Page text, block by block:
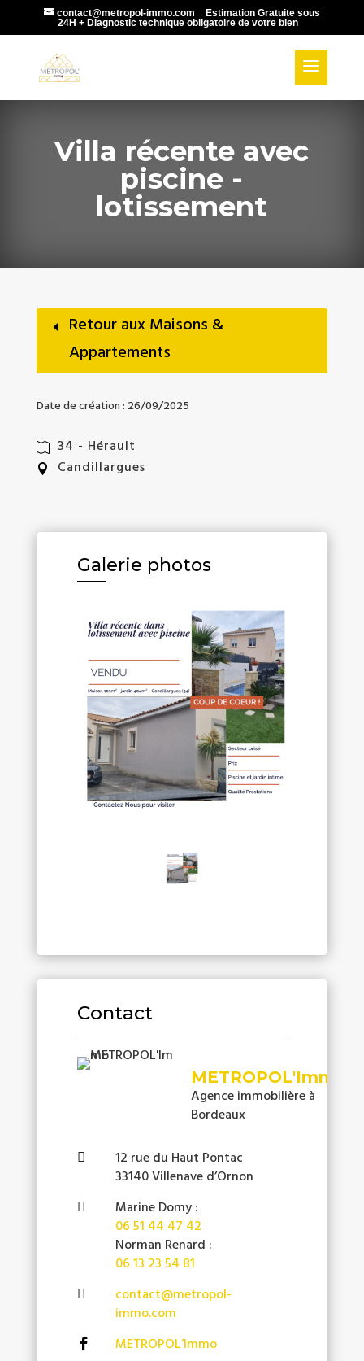
contact@metropol-immo.com
Estimation Gratuite sous
24H + Diagnostic technique obligatoire de votre bien
Villa récente avec
piscine -
lotissement
Retour aux Maisons &
Appartements
Date de création :26/09/2025
34 - Hérault
Candillargues
Galerie photos
Contact
METROPOL'Immo
Agence immobilière à
Bordeaux
 12 rue du Haut Pontac
33140 Villenave d’Ornon
 Marine Domy :
06 51 44 47 42
Norman Renard :
06 13 23 54 81
 contact@metropol-
immo.com
 METROPOL’Immo